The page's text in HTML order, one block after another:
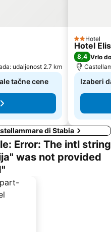
udaljenost 2.7 km
tačne cene
2 Zvezdice
Hotel
Hotel
8,4 Vrlo
Izaberi
di Stabia
Error: The intl string
was not provided